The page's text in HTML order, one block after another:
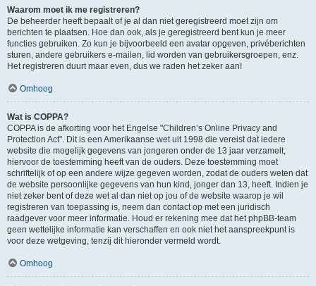
Waarom moet ik me registreren?
De beheerder heeft bepaalt of je al dan niet geregistreerd moet zijn om
berichten te plaatsen. Hoe dan ook, als je geregistreerd bent kun je meer
functies gebruiken. Zo kun je bijvoorbeeld een avatar opgeven, privéberichten
sturen, andere gebruikers e-mailen, lid worden van gebruikersgroepen, enz.
Het registreren duurt maar even, dus we raden het zeker aan!
Omhoog
Wat is COPPA?
COPPA is de afkorting voor het Engelse "Children’s Online Privacy and
Protection Act". Dit is een Amerikaanse wet uit 1998 die vereist dat iedere
website die mogelijk gegevens van jongeren onder de 13 jaar verzamelt,
hiervoor de toestemming heeft van de ouders. Deze toestemming moet
schriftelijk of op een andere wijze gegeven worden, zodat de ouders weten dat
de website persoonlijke gegevens van hun kind, jonger dan 13, heeft. Indien je
niet zeker bent of deze wet al dan niet op jou of de website waarop je wil
registreren van toepassing is, neem dan contact op met een juridisch
raadgever voor meer informatie. Houd er rekening mee dat het phpBB-team
geen wettelijke informatie kan verschaffen en ook niet het aanspreekpunt is
voor deze wetgeving, tenzij dit hieronder vermeld wordt.
Omhoog